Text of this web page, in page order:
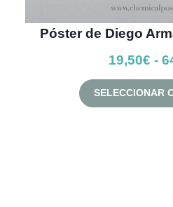
Póster de Diego
19,50€ -
SELECCIONAR